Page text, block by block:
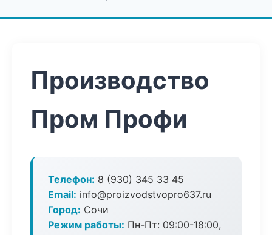
Производство
Пром Профи
Телефон: 8 (930) 345 33 45
Email: info@proizvodstvopro637.ru
Город: Сочи
Режим работы: Пн-Пт: 09:00-18:00,